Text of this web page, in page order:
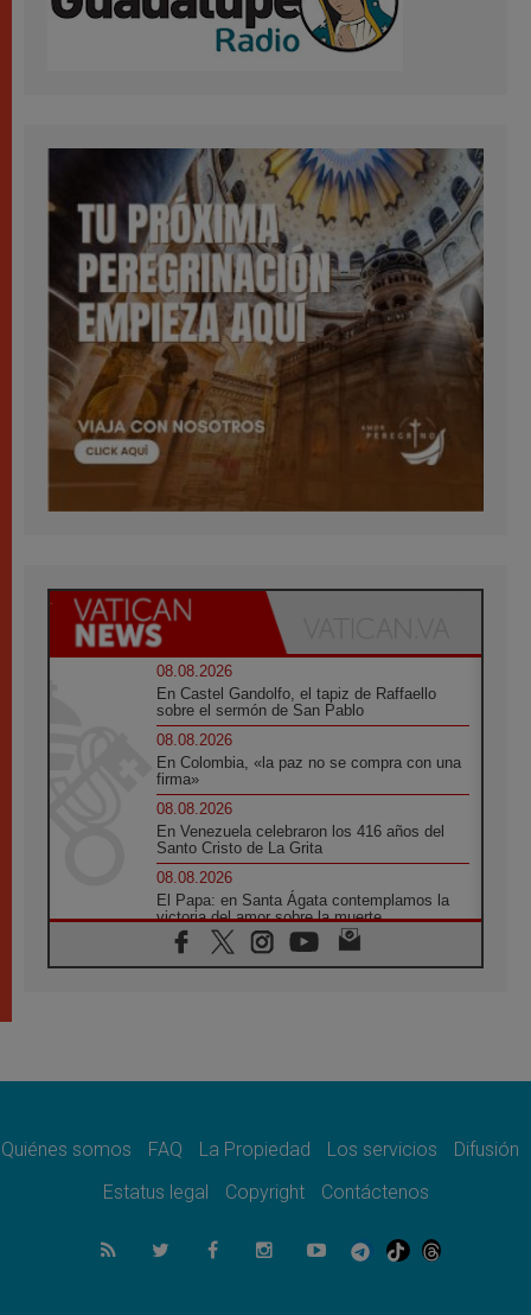
08.08.2026
En Castel Gandolfo, el tapiz de Raffaello
sobre el sermón de San Pablo
08.08.2026
En Colombia, «la paz no se compra con una
firma»
08.08.2026
En Venezuela celebraron los 416 años del
Santo Cristo de La Grita
08.08.2026
El Papa: en Santa Ágata contemplamos la
victoria del amor sobre la muerte
08.08.2026
León XIV visitará el Santuario de la Madre
07.08.2026
07.08.2026
el compromiso del cristiano"
La matanza de niños en Gaza no cesa: 300
muertos en 300 días
Quiénes somos FAQ La Propiedad Los servicios
Difusión
Estatus legal
Copyright Contáctenos